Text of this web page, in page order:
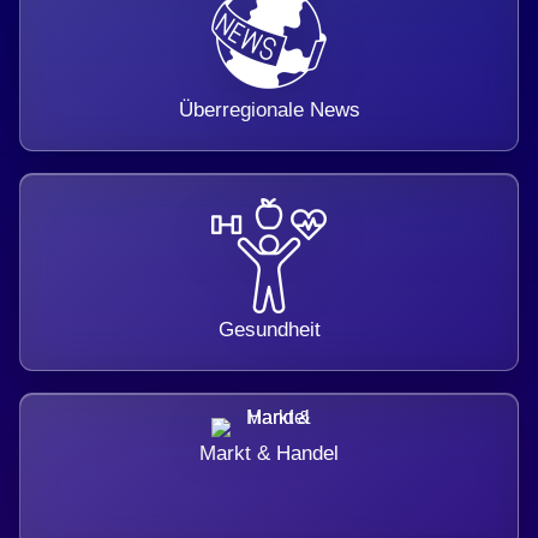
Überregionale News
Gesundheit
Markt & Handel